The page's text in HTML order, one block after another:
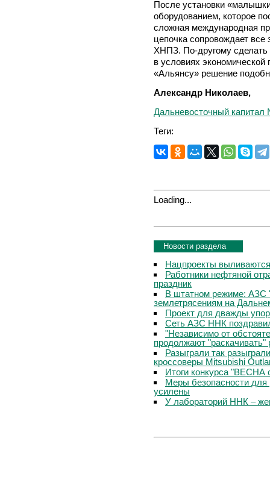
После установки
оборудованием, которое
сложная международная
цепочка сопровождает
ХНПЗ. По-другому сделать
в условиях
«Альянсу» решение
Александр Николаев,
Дальневосточный капитал
Теги:
Loading...
Новости раздела
Нацпроекты
Работники нефтяной
праздник
В штатном режиме: АЗС
землетрясениям на
Проект для дважды
Сеть АЗС ННК
"Независимо от
продолжают
Разыграли так
кроссоверы Mitsubishi
Итоги конкурса
Меры безопасности
усилены
У лабораторий ННК –